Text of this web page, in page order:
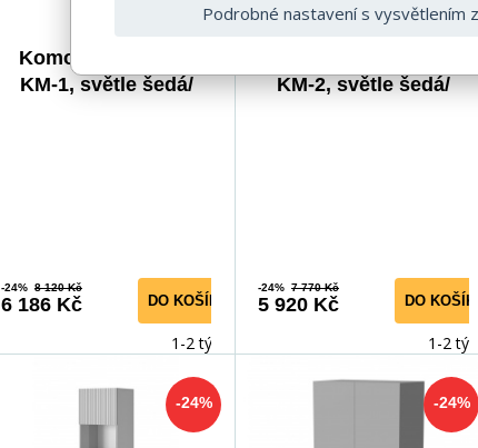
Komoda ASENSIO
KM-1, světle šedá/
-24% 8 120 Kč
6 186 Kč DO KOŠÍKU
1-2 týdny
KM-2, světle šedá/
-24% 7 770 Kč
5 920 Kč DO KOŠÍKU
1-2
-24% -24%
Podrobné nastavení s vysvětlením